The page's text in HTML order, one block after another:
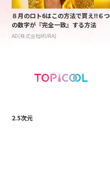
８月のロト6はこの方法で買え!!６つ
の数字が『完全一致』する方法
AD(株式会社MURA)
2.5次元